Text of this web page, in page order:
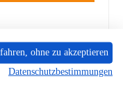
ohne zu akzeptieren
Datenschutzbestimmungen